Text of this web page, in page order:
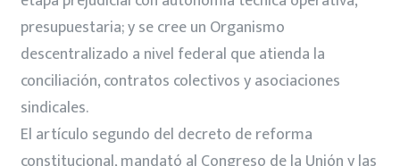
presupuestaria; y se cree un Organismo
descentralizado a nivel federal que atienda la
conciliación, contratos colectivos y asociaciones
sindicales.
El artículo segundo del decreto de reforma